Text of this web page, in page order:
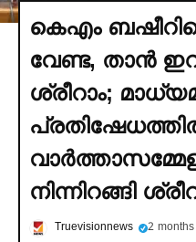
കെഎം
വേണ്ട, താന്‍
ശ്രീറാം;
നിന്നിറങ്ങി
Truevisionnews 2